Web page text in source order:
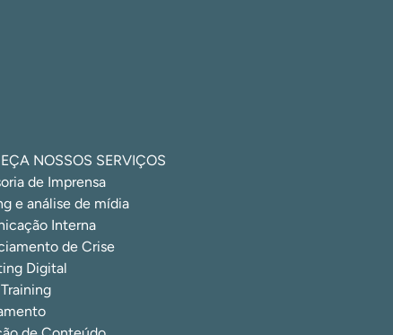
NOSSOS SERVIÇOS
de Imprensa
e análise de mídia
Interna
de Crise
Digital